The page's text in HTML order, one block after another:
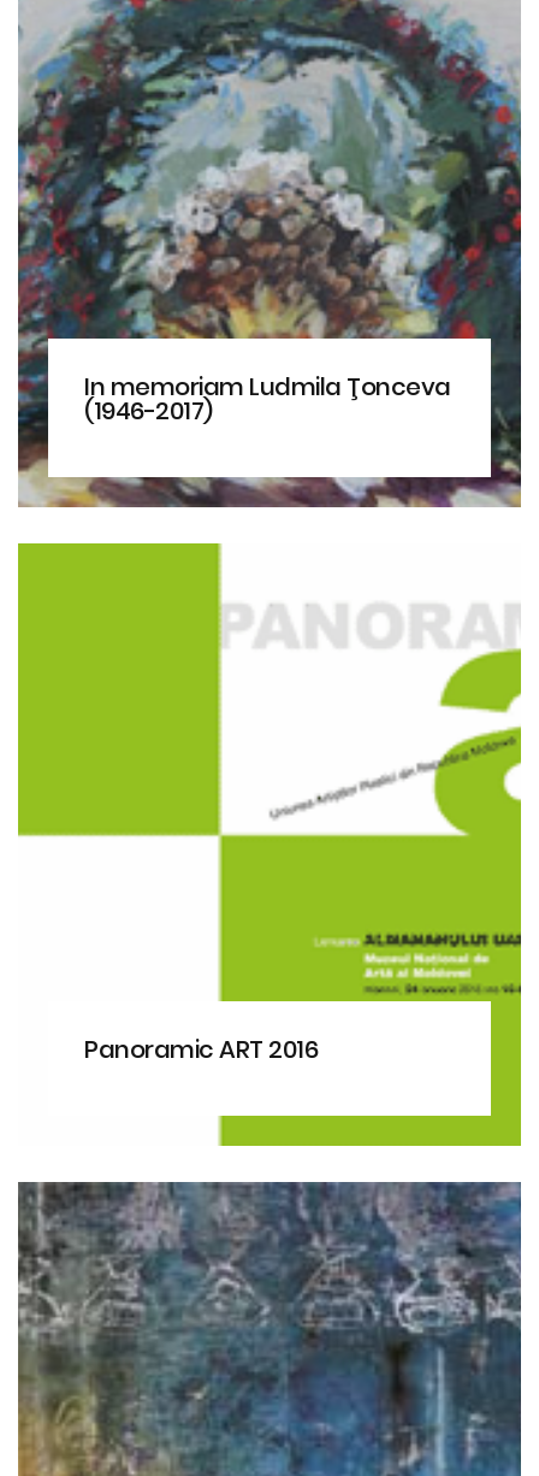
In memoriam Ludmila Ţonceva
(1946-2017)
Panoramic ART 2016